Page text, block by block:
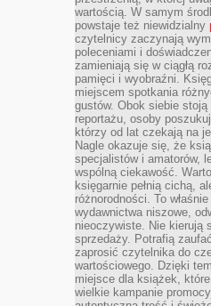
wartością. W samym
powstaje też niewidzialny
czytelnicy zaczynają
poleceniami i
zamieniają się w ciągłą
pamięci i wyobraźni.
miejscem spotkania
gustów. Obok siebie
reportażu, osoby
którzy od lat czekają na
Nagle okazuje się, że
specjalistów i amatorów,
wspólną ciekawość.
księgarnie pełnią cichą,
różnorodności. To
wydawnictwa niszowe,
nieoczywiste. Nie kierują
sprzedaży. Potrafią
zaprosić czytelnika do
wartościowego. Dzięki
miejsce dla książek,
wielkie kampanie